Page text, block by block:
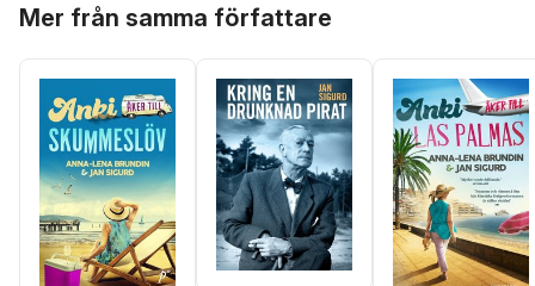
Mer från samma författare